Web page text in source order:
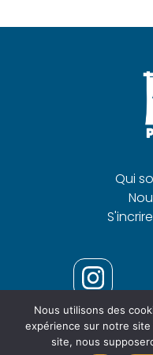
Qui
Mentions
Nous utilisons des
expérience sur notre
site, nous